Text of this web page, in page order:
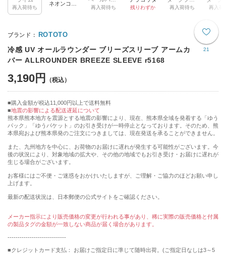
再入荷待ち 再入荷待ち 残りわずか 再入荷待ち 再入荷
21
ROTOTO
冷感 UV オールラウンダー ブリーズスリーブ アームカ
バー ALLROUNDER BREEZE SLEEVE r5168
3,190円
購入金額が税込11,000円以上で送料無料
地震の影響による配送遅延について
熊本県熊本地方を震源とする地震の影響により、現在、熊本県全域を発着する「ゆう
パック」「ゆうパケット」のお引き受けが一時停止となっております。そのため、熊
本県宛および熊本県発のご注文につきましては、現在発送を承ることができません。
また、九州地方を中心に、お荷物のお届けに遅れが発生する可能性がございます。今
後の状況により、対象地域の拡大や、その他の地域でもお引き受け・お届けに遅れが
生じる場合がございます。
お客様にはご不便・ご迷惑をおかけいたしますが、ご理解・ご協力のほどお願い申し
上げます。
最新の配送状況は、日本郵便の公式サイトをご確認ください。
メーカー指示により販売価格の変更が行われる事があり、稀に実際の販売価格と付属
の製品タグの金額が一致しない商品が届く場合があります。
-----------------------------
■クレジットカード支払： お届けご指定日に準じて随時出荷。(ご指定日なしは3～5